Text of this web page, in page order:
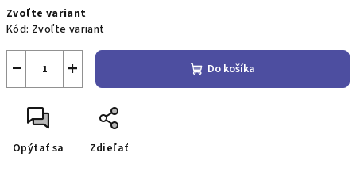
cena:
Zvoľte variant
Kód: Zvoľte variant
+
− Do košíka
Opýtať sa Zdieľať